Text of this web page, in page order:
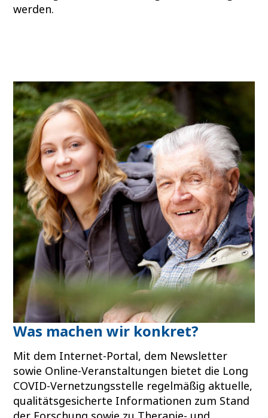
werden.
Was machen wir konkret?
Mit dem Internet-Portal, dem Newsletter
sowie Online-Veranstaltungen bietet die Long
COVID-Vernetzungsstelle regelmäßig aktuelle,
qualitätsgesicherte Informationen zum Stand